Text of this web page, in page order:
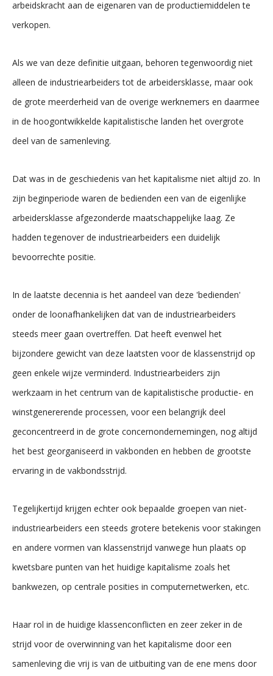
arbeidskracht aan de eigenaren van de productiemiddelen te
verkopen.
Als we van deze definitie uitgaan, behoren tegenwoordig niet
alleen de industriearbeiders tot de arbeidersklasse, maar ook
de grote meerderheid van de overige werknemers en daarmee
in de hoogontwikkelde kapitalistische landen het overgrote
deel van de samenleving.
Dat was in de geschiedenis van het kapitalisme niet altijd zo. In
zijn beginperiode waren de bedienden een van de eigenlijke
arbeidersklasse afgezonderde maatschappelijke laag. Ze
hadden tegenover de industriearbeiders een duidelijk
bevoorrechte positie.
In de laatste decennia is het aandeel van deze 'bedienden'
onder de loonafhankelijken dat van de industriearbeiders
steeds meer gaan overtreffen. Dat heeft evenwel het
bijzondere gewicht van deze laatsten voor de klassenstrijd op
geen enkele wijze verminderd. Industriearbeiders zijn
werkzaam in het centrum van de kapitalistische productie- en
winstgenererende processen, voor een belangrijk deel
geconcentreerd in de grote concernondernemingen, nog altijd
het best georganiseerd in vakbonden en hebben de grootste
ervaring in de vakbondsstrijd.
Tegelijkertijd krijgen echter ook bepaalde groepen van niet-
industriearbeiders een steeds grotere betekenis voor stakingen
en andere vormen van klassenstrijd vanwege hun plaats op
kwetsbare punten van het huidige kapitalisme zoals het
bankwezen, op centrale posities in computernetwerken, etc.
Haar rol in de huidige klassenconflicten en zeer zeker in de
strijd voor de overwinning van het kapitalisme door een
samenleving die vrij is van de uitbuiting van de ene mens door